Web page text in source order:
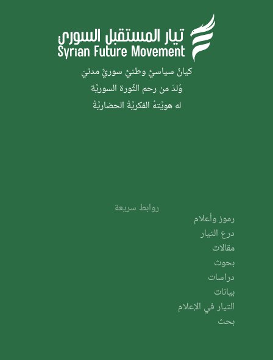
كيانٌ سياسيٌّ وطنيٌّ سوريٌّ مدنيّ
وُلدَ من رحم الثَّورة السوريَّة
له هويَّتهُ الفكريَّةُ الحضاريَّةُ
روابط سريعة
رموز وأعلام
درع التيار
مقالات
بحوث
دراسات
بيانات
التيار في الإعلام
بحث